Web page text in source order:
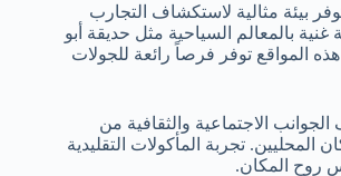
بيئة مثالية لاستكشاف التجارب
بالمعالم السياحية مثل حديقة أبو
المواقع توفر فرصاً رائعة للجولات
الاجتماعية والثقافية من
المحليين. تجربة المأكولات التقليدية
روح المكان.